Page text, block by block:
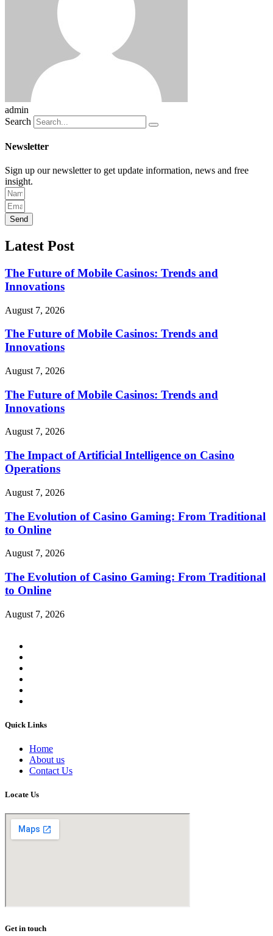
admin
Search
Newsletter
Sign up our newsletter to get update information, news and free
insight.
Send
Latest Post
The Future of Mobile Casinos: Trends and
Innovations
August 7, 2026
The Future of Mobile Casinos: Trends and
Innovations
August 7, 2026
The Future of Mobile Casinos: Trends and
Innovations
August 7, 2026
The Impact of Artificial Intelligence on Casino
Operations
August 7, 2026
The Evolution of Casino Gaming: From Traditional
to Online
August 7, 2026
The Evolution of Casino Gaming: From Traditional
to Online
August 7, 2026
Quick Links
Home
About us
Contact Us
Locate Us
Get in touch